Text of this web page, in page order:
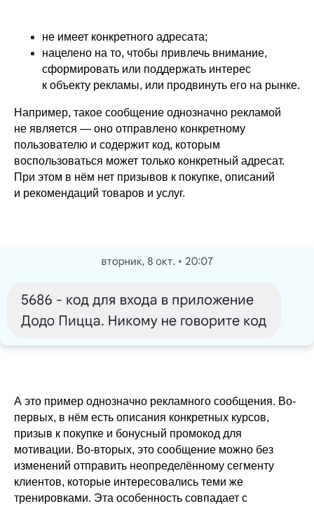
не имеет конкретного адресата;
нацелено на то, чтобы привлечь внимание,
сформировать или поддержать интерес
к объекту рекламы, или продвинуть его на рынке.
Например, такое сообщение однозначно рекламой
не является — оно отправлено конкретному
пользователю и содержит код, которым
воспользоваться может только конкретный адресат.
При этом в нём нет призывов к покупке, описаний
и рекомендаций товаров и услуг.
А это пример однозначно рекламного сообщения. Во-
первых, в нём есть описания конкретных курсов,
призыв к покупке и бонусный промокод для
мотивации. Во-вторых, это сообщение можно без
изменений отправить неопределённому сегменту
клиентов, которые интересовались теми же
тренировками. Эта особенность совпадает с